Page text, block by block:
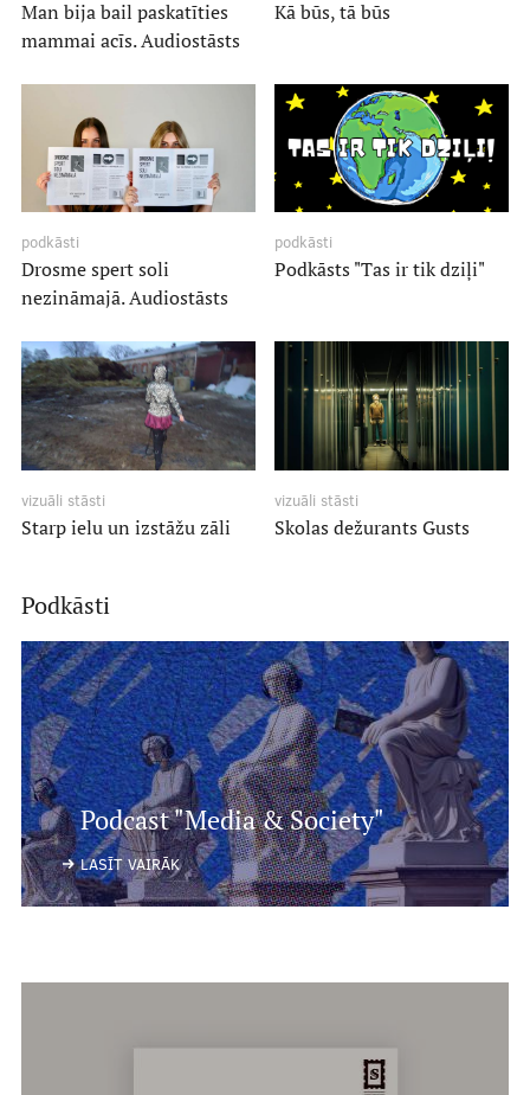
Man bija bail paskatīties
mammai acīs. Audiostāsts
Kā būs, tā būs
podkāsti
Drosme spert soli
nezināmajā. Audiostāsts
podkāsti
Podkāsts "Tas ir tik dziļi"
vizuāli stāsti
Starp ielu un izstāžu zāli
vizuāli stāsti
Skolas dežurants Gusts
Podkāsti
Podcast "Media & Society"
LASĪT VAIRĀK